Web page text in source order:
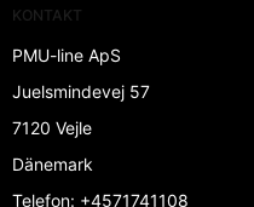
KONTAKT
PMU-line ApS
Juelsmindevej 57
7120 Vejle
Dänemark
Telefon: +4571741108